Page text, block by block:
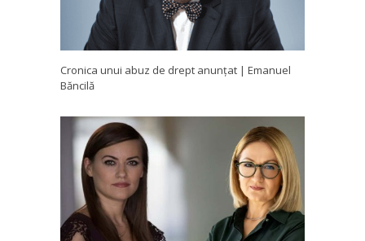
Cronica unui abuz de drept anunțat | Emanuel
Băncilă